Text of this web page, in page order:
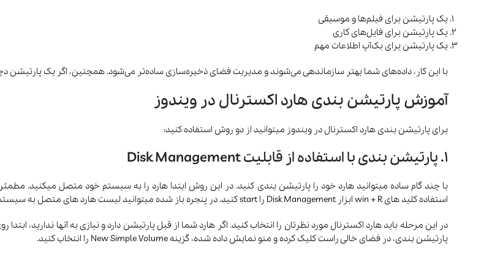
رباتیک
یک پارتیشن برای فیلم‌ها و موسیقی
یک پارتیشن برای فایل‌های کاری
یک پارتیشن برای بک‌آپ اطلاعات مهم
با این کار، داده‌های شما بهتر سازماندهی می‌شوند و مدیریت فضای ذخیره‌سازی ساده‌تر می‌شود. همچنین، اگر یک پارتیشن
آموزش پارتیشن بندی هارد اکسترنال در ویندوز
برای پارتیشن بندی هارد اکسترنال در ویندوز میتوانید از دو روش استفاده کنید:
1. پارتیشن بندی با استفاده از قابلیت Disk Management
با چند گام ساده میتوانید هارد خود را پارتیشن یندی کنید. در این روش ابتدا هارد را به سیستم خود متصل میکنید.
استفاده کلید های win + R ابزار Disk Management را start کنید. در پنجره باز شده میتوانید لیست هارد های متصل به سیستم را مشاهده کنید.
پارتیشن بندی، در فضای خالی راست کلیک کرده و منو نمایش داده شده، گزینه New Simple Volume را انتخاب کنید.